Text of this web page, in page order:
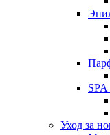
SPA
Уход за